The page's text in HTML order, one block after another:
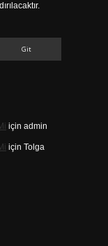
için admin
için Tolga